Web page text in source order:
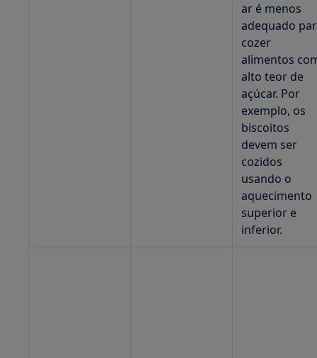
ar é menos
adequado
cozer
alimentos
alto teor de
açúcar. Por
exemplo, os
biscoitos
devem ser
cozidos
usando o
aquecimento
superior e
inferior.